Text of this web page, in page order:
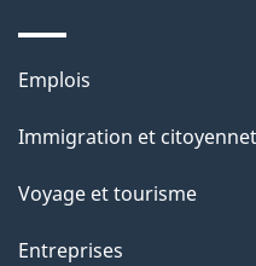
s
u
r
e
t
Thèmes
sujets
Emplois
Immigration et
Voyage et tourisme
Entreprises